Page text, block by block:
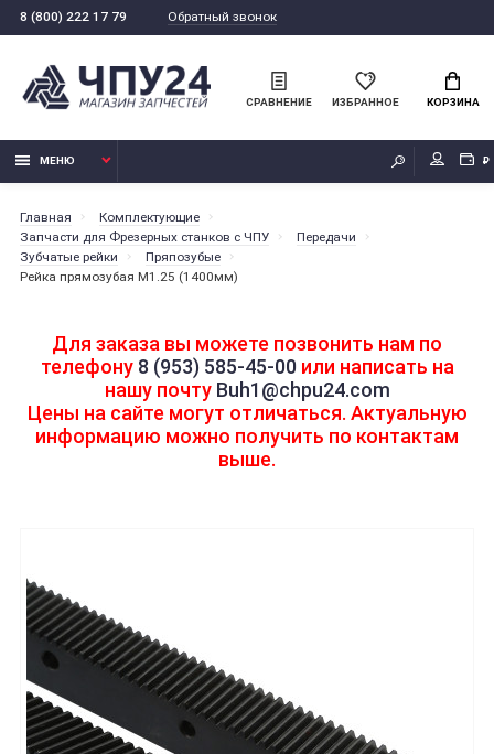
8 (800) 222 17 79 Обратный звонок
СРАВНЕНИЕ ИЗБРАННОЕ КОРЗИНА
МЕНЮ ₽
Главная
Комплектующие
Запчасти для Фрезерных станков с ЧПУ
Передачи
Зубчатые рейки
Пряпозубые
Рейка прямозубая М1.25 (1400мм)
Для заказа вы можете позвонить нам по
телефону 8 (953) 585-45-00или написать на
нашу почту Buh1@chpu24.com
Цены на сайте могут отличаться. Актуальную
информацию можно получить по контактам
выше.